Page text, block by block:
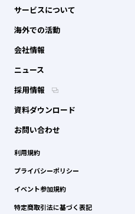
サービスについて
海外での活動
会社情報
ニュース
採用情報
資料ダウンロード
お問い合わせ
利用規約
プライバシーポリシー
イベント参加規約
特定商取引法に基づく表記